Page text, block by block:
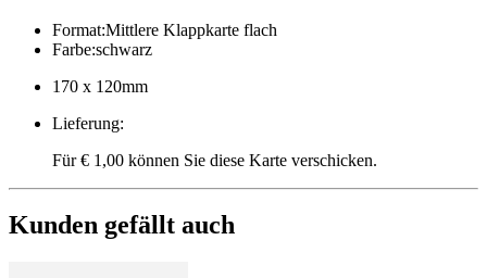
Format:Mittlere Klappkarte flach
Farbe:schwarz
170 x 120mm
Lieferung:
Für € 1,00 können Sie diese Karte verschicken.
Kunden gefällt auch